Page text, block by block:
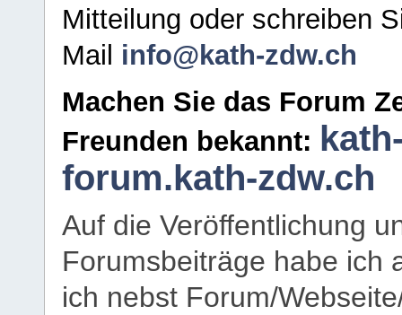
Mitteilung oder schreiben
Mail info@kath-zdw.ch
Machen Sie das Forum
Freunden bekannt:
forum.kath-zdw.ch
Auf die Veröffentlichung
Forumsbeiträge habe ich
ich nebst Forum/